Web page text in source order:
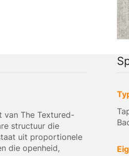
The Textured-
structuur die
uit proportionele
die openheid,